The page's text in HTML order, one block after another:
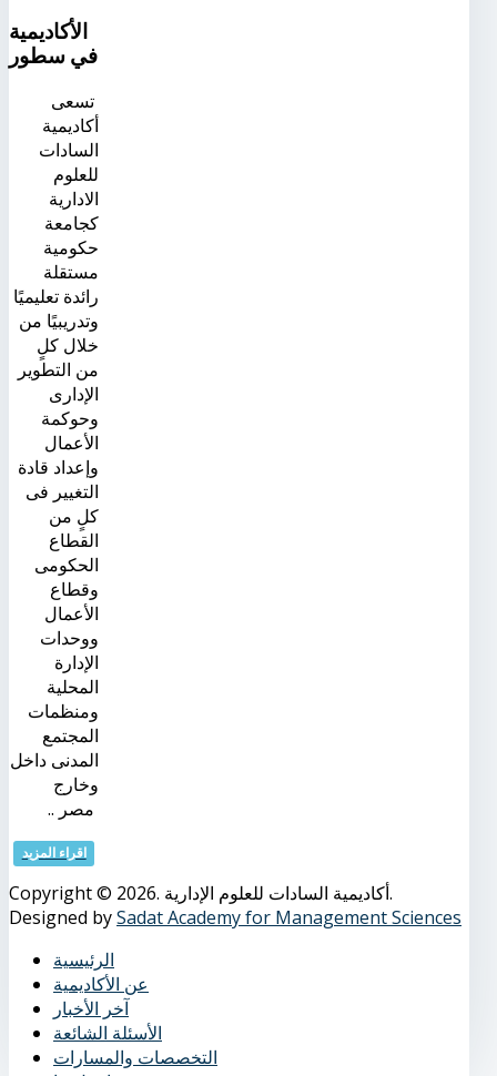
الأكاديمية
في سطور
تسعى
أكاديمية
السادات
للعلوم
الادارية
كجامعة
حكومية
مستقلة
رائدة تعليميًا
وتدريبيًا من
خلال كلٍ
من التطوير
الإدارى
وحوكمة
الأعمال
وإعداد قادة
التغيير فى
كلٍ من
القطاع
الحكومى
وقطاع
الأعمال
ووحدات
الإدارة
المحلية
ومنظمات
المجتمع
المدنى داخل
وخارج
مصر ..
اقراء المزيد
Copyright © 2026. أكاديمية السادات للعلوم الإدارية.
Designed bySadat Academy for Management Sciences
الرئيسية
عن الأكاديمية
آخر الأخبار
الأسئلة الشائعة
التخصصات والمسارات